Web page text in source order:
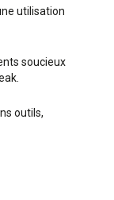
utilisation
soucieux
outils,